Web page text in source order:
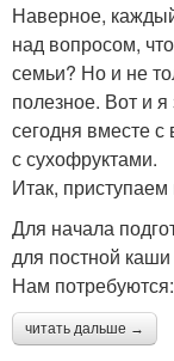
Наверное,
над вопросом,
семьи? Но и не
полезное. Вот и
сегодня вместе
с сухофруктами.
Итак, приступаем
Для начала
для постной каши
Нам потребуются:
читать дальше →